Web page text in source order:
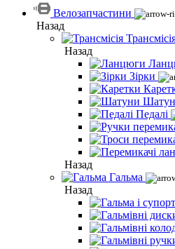
Велозапчастини
Назад
Назад
Зірки
Педалі
Назад
Гальма
Назад